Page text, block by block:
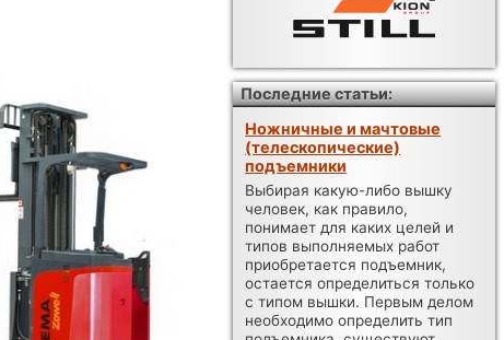
Последние статьи:
Ножничные и мачтовые
(телескопические)
подъемники
Выбирая какую-либо вышку
человек, как правило,
понимает для каких целей и
типов выполняемых работ
приобретается подъемник,
остается определиться только
с типом вышки. Первым делом
необходимо определить тип